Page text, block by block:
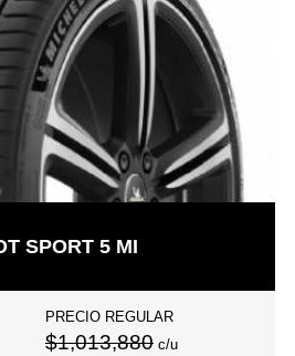
SPORT 5 MI
PRECIO REGULAR
$1,013,880 c/u